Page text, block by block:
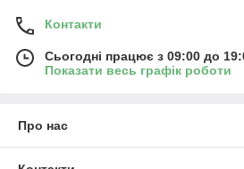
Контакти
Сьогодні працює з 09:00 до
Показати весь графік роботи
Про нас